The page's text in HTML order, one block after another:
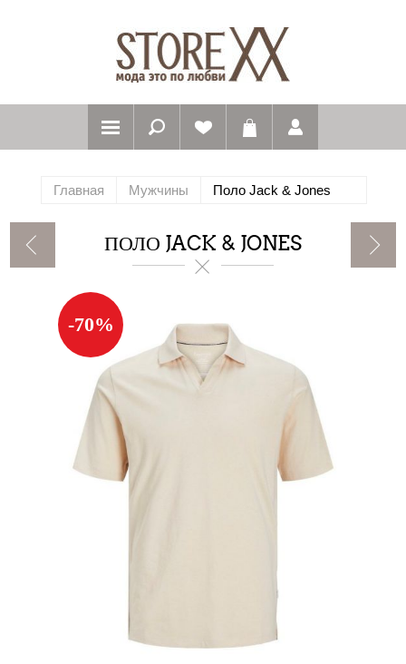
Главная Мужчины Поло Jack & Jones
ПОЛО JACK & JONES
-70%